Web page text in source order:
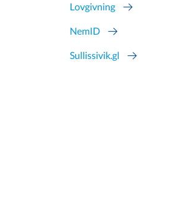
Lovgivning
NemID
Sullissivik.gl